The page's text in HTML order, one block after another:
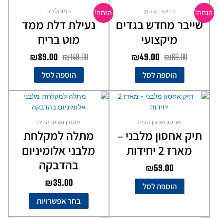
הנחה! כביסה וגיהוץ
שייבר מחדש בגדים
מיקצועי
₪69.00
₪69.00.
₪49.00
הנוכחי
₪49.00.
הוספה לסל
הנחה! המומלצים
נעילת דלת ממד
מוט בריח
₪149.00
המקורי
היה:
₪149.00.
₪89.00
₪89.00.
הוספה לסל
אחסון וארגון הבית
תיק אחסון מלבני –
מארז 2 יחידות
₪59.00
הוספה לסל
אחסון וארגון הבית
מתלה למקלחת
מלבני אלומיניום
בהדבקה
₪39.00
בחר אפשרויות
למוצר
סוגים.
ניתן
בעמוד